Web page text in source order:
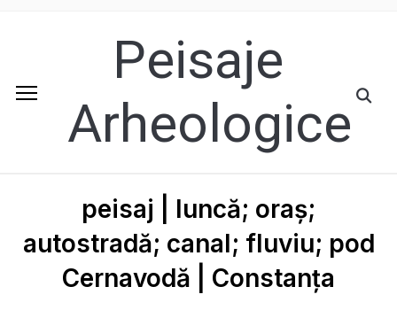
Peisaje
Arheologice
peisaj | luncă; oraș;
autostradă; canal; fluviu; pod
Cernavodă | Constanța